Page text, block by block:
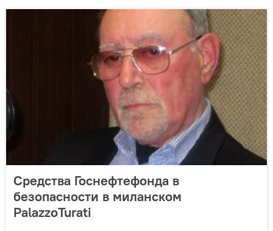
Средства Госнефтефонда в
безопасности в миланском
PalazzoTurati